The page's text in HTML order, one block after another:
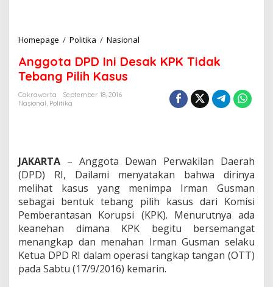
Homepage / Politika / Nasional
g
n
i
D
e
s
a
K
P
K
T
Anggota DPD Ini Desak KPK Tidak
Tebang Pilih Kasus
Cakrawarta
September 18, 2016
Nasional, Politika
JAKARTA – Anggota Dewan Perwakilan Daerah
(DPD) RI, Dailami menyatakan bahwa dirinya
melihat kasus yang menimpa Irman Gusman
sebagai bentuk tebang pilih kasus dari Komisi
Pemberantasan Korupsi (KPK). Menurutnya ada
keanehan dimana KPK begitu bersemangat
menangkap dan menahan Irman Gusman selaku
Ketua DPD RI dalam operasi tangkap tangan (OTT)
pada Sabtu (17/9/2016) kemarin.